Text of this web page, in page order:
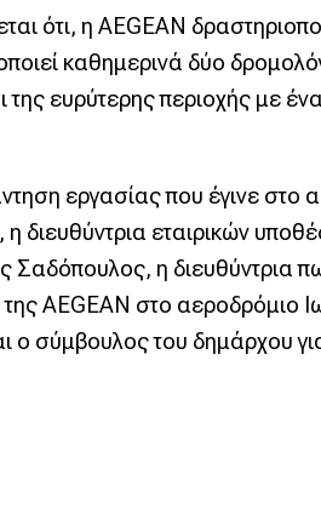
ότι, η AEGEAN
καθημερινά δύο
της ευρύτερης περιοχής με
εργασίας που έγινε στο
η διευθύντρια εταιρικών
Σαδόπουλος, η διευθύντρια
AEGEAN στο αεροδρόμιο
ο σύμβουλος του δημάρχου